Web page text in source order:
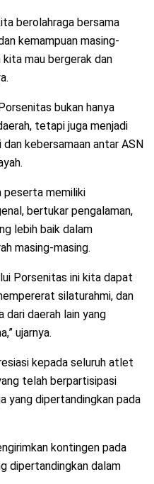
berolahraga bersama
kemampuan masing-
mau bergerak dan
bukan hanya
tetapi juga menjadi
kebersamaan antar ASN
peserta memiliki
bertukar pengalaman,
lebih baik dalam
masing-masing.
Porsenitas ini kita dapat
silaturahmi, dan
dari daerah lain yang
ujarnya.
kepada seluruh atlet
telah berpartisipasi
yang dipertandingkan pada
kontingen pada
dipertandingkan dalam